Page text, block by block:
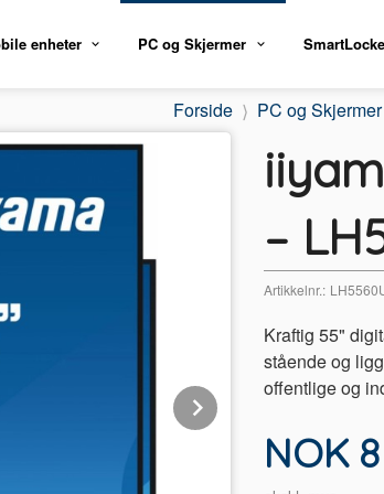
enheter PC og Skjermer
Forside PC og Skjermer
Next
–
Artikkelnr.:
Kraftig 55"
stående og
offentlige og
Pris
NOK